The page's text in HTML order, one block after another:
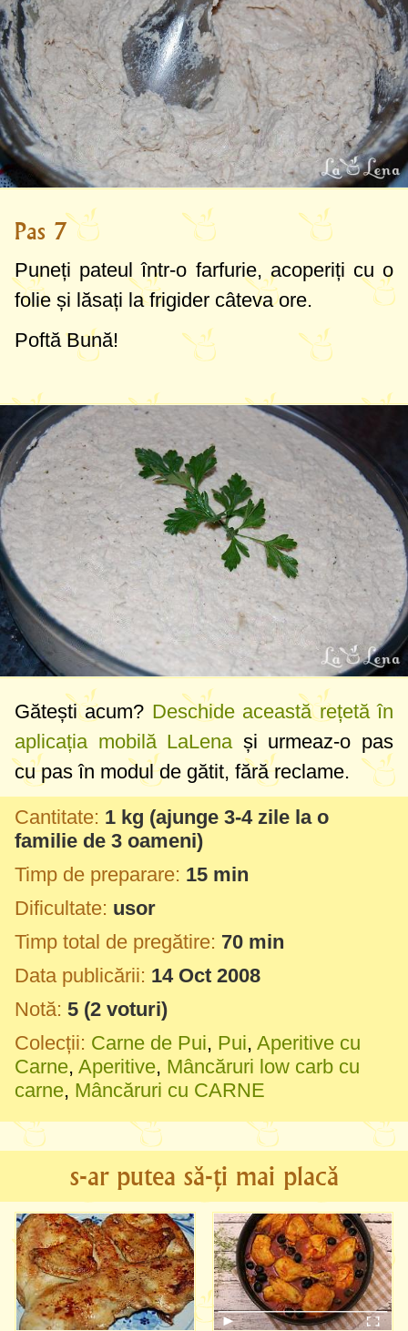
Pas 7
Puneți pateul într-o farfurie, acoperiți cu o
folie și lăsați la frigider câteva ore.
Poftă Bună!
Gătești acum? Deschide această rețetă în
aplicația mobilă LaLena și urmeaz-o pas
cu pas în modul de gătit, fără reclame.
Cantitate: 1 kg (ajunge 3-4 zile la o
familie de 3 oameni)
Timp de preparare: 15 min
Dificultate: usor
Timp total de pregătire: 70 min
Data publicării: 14 Oct 2008
Notă: 5 (2 voturi)
Colecții: Carne de Pui, Pui, Aperitive cu
Carne, Aperitive, Mâncăruri low carb cu
carne, Mâncăruri cu CARNE
s-ar putea să-ți mai placă